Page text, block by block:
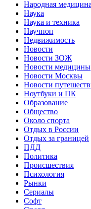
Народная медицина
Наука
Наука и техника
Научпоп
Недвижимость
Новости
Новости ЗОЖ
Новости медицины
Новости Москвы
Новости
Ноутбуки и ПК
Образование
Общество
Около спорта
Отдых в России
Отдых за границей
ПДД
Политика
Происшествия
Психология
Рынки
Сериалы
Софт